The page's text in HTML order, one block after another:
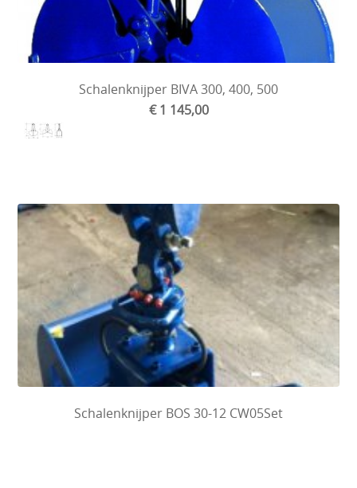
Schalenknijper BIVA 300, 400, 500
€ 1 145,00
Schalenknijper BOS 30-12 CW05Set